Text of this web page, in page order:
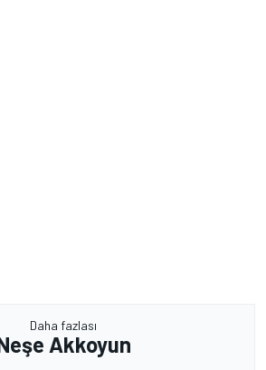
Daha fazlası
Akkoyun